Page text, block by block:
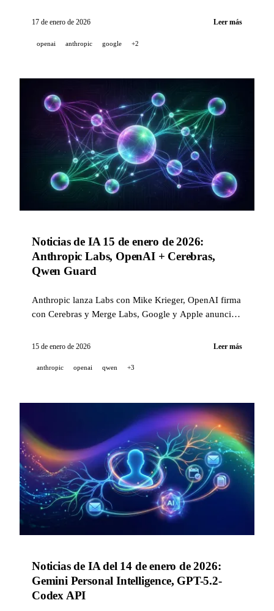
medicina, y ElevenLabs impulsa MasterClass On Call.
17 de enero de 2026 Leer más
openai anthropic google +2
Noticias de IA 15 de enero de 2026:
Anthropic Labs, OpenAI + Cerebras,
Qwen Guard
Anthropic lanza Labs con Mike Krieger, OpenAI firma
con Cerebras y Merge Labs, Google y Apple anuncian
Telekom, y Qwen lanza su primer modelo de
15 de enero de 2026 Leer más
anthropic openai qwen +3
Noticias de IA del 14 de enero de 2026:
Gemini Personal Intelligence, GPT-5.2-
Codex API